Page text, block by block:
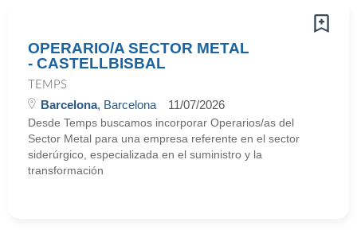
OPERARIO/A SECTOR METAL
- CASTELLBISBAL
TEMPS
Barcelona, Barcelona 11/07/2026
Desde Temps buscamos incorporar Operarios/as del
Sector Metal para una empresa referente en el sector
siderúrgico, especializada en el suministro y la
transformación